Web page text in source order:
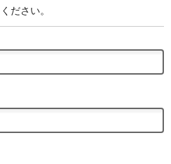
ださい。